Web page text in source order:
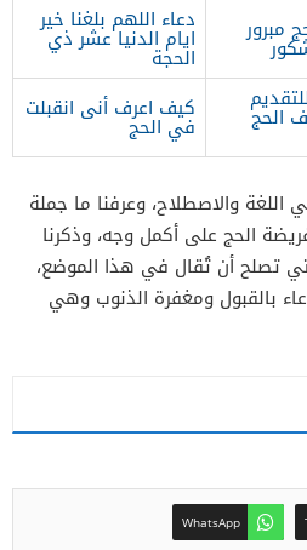
مبرور دعاء اللهم بلغنا خير
ايام الدنيا عشر ذي
الحجة
الحج كيف اعرف أنى انقبلت
في الحج
والاصطلاح، وعرفنا ما جملة
الحج على أكمل وجه، وذكرنا
تصلح أن تُقال في هذا الموضع،
بالقبول ومغفرة الذنوب وهي
WhatsApp